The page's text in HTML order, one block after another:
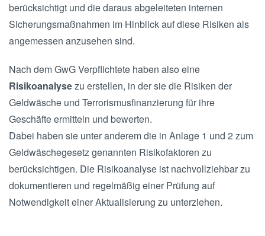
berücksichtigt und die daraus abgeleiteten internen
Sicherungsmaßnahmen im Hinblick auf diese Risiken als
angemessen anzusehen sind.
Nach dem GwG Verpflichtete haben also eine
Risikoanalysezu erstellen, in der sie die Risiken der
Geldwäsche und Terrorismusfinanzierung für ihre
Geschäfte ermitteln und bewerten.
Dabei haben sie unter anderem die in Anlage 1 und 2 zum
Geldwäschegesetz genannten Risikofaktoren zu
berücksichtigen. Die Risikoanalyse ist nachvollziehbar zu
dokumentieren und regelmäßig einer Prüfung auf
Notwendigkeit einer Aktualisierung zu unterziehen.